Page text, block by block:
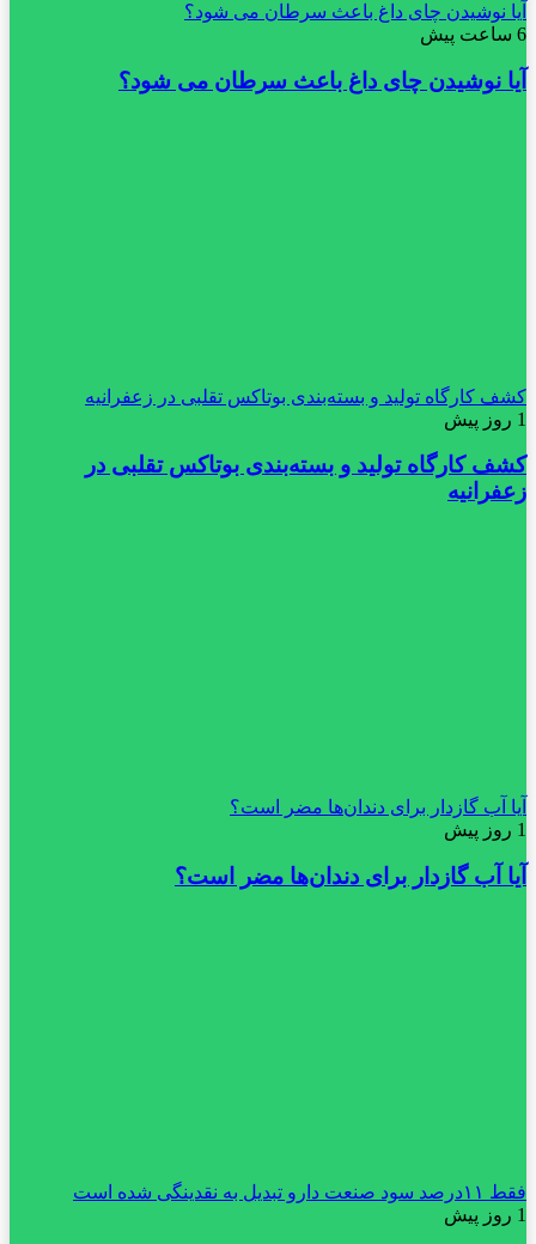
آیا نوشیدن چای داغ باعث سرطان می شود؟
6 ساعت پیش
آیا نوشیدن چای داغ باعث سرطان می شود؟
کشف کارگاه تولید و بسته‌بندی بوتاکس تقلبی در زعفرانیه
1 روز پیش
کشف کارگاه تولید و بسته‌بندی بوتاکس تقلبی در
زعفرانیه
آیا آب گازدار برای دندان‌ها مضر است؟
1 روز پیش
آیا آب گازدار برای دندان‌ها مضر است؟
فقط ۱۱‌درصد سود صنعت دارو تبدیل به نقدینگی شده است
1 روز پیش